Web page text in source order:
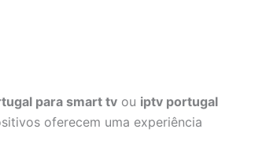
para smart tv ou iptv portugal
oferecem uma experiência